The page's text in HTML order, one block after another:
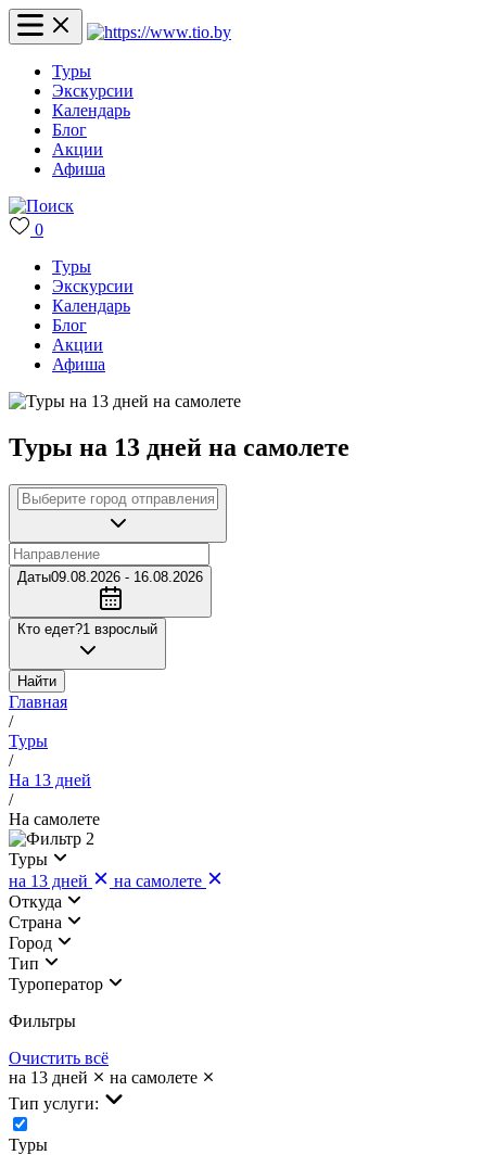
Туры
Экскурсии
Календарь
Блог
Акции
Афиша
0
Туры
Экскурсии
Календарь
Блог
Акции
Афиша
Туры на 13 дней на самолете
Даты09.08.2026 - 16.08.2026
Кто едет?1 взрослый
Найти
Главная
/
Туры
/
На 13 дней
/
На самолете
2
Туры
на 13 дней
на самолете
Откуда
Страна
Город
Тип
Туроператор
Фильтры
Очистить всё
на 13 дней
на самолете
Тип услуги:
Туры